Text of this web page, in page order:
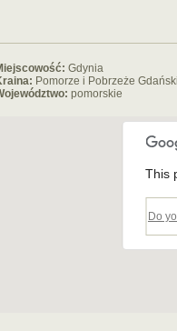
Gdynia
Pomorze i Pobrzeże
pomorskie
This
Do